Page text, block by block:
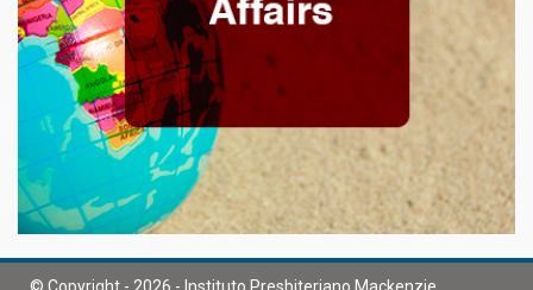
© Copyright - 2026 - Instituto Presbiteriano Mackenzie